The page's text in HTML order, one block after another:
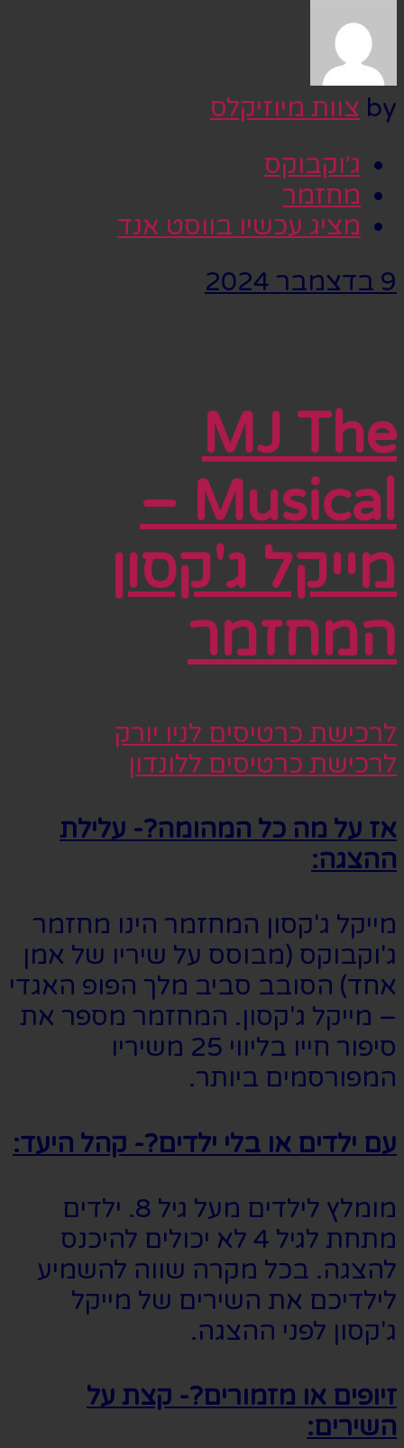
by צוות מיוזיקלס
ג׳וקבוקס
מחזמר
מציג עכשיו בווסט אנד
9 בדצמבר 2024
MJ The
Musical –
מייקל ג'קסון
המחזמר
לרכישת כרטיסים לניו יורק
לרכישת כרטיסים ללונדון
אז על מה כל המהומה?- עלילת
ההצגה:
מייקל ג'קסון המחזמר הינו מחזמר
ג'וקבוקס (מבוסס על שיריו של אמן
אחד) הסובב סביב מלך הפופ האגדי
– מייקל ג'קסון. המחזמר מספר את
סיפור חייו בליווי 25 משיריו
המפורסמים ביותר.
עם ילדים או בלי ילדים?- קהל היעד:
מומלץ לילדים מעל גיל 8. ילדים
מתחת לגיל 4 לא יכולים להיכנס
להצגה. בכל מקרה שווה להשמיע
לילדיכם את השירים של מייקל
ג'קסון לפני ההצגה.
זיופים או מזמורים?- קצת על
השירים: